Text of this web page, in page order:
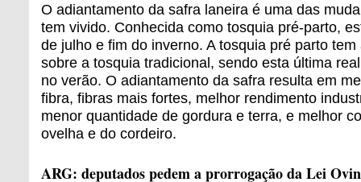
O adiantamento da safra laneira é uma das
tem vivido. Conhecida como tosquia pré-parto,
de julho e fim do inverno. A tosquia pré parto
sobre a tosquia tradicional, sendo esta última
no verão. O adiantamento da safra resulta em
fibra, fibras mais fortes, melhor rendimento
menor quantidade de gordura e terra, e melhor
ovelha e do cordeiro.
ARG: deputados pedem a prorrogação da Lei